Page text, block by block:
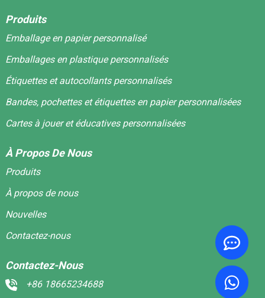
Produits
Emballage en papier personnalisé
Emballages en plastique personnalisés
Étiquettes et autocollants personnalisés
Bandes, pochettes et étiquettes en papier personnalisées
Cartes à jouer et éducatives personnalisées
À Propos De Nous
Produits
À propos de nous
Nouvelles
Contactez-nous
Contactez-Nous
+86 18665234688